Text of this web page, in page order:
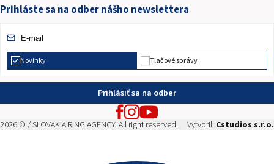
Prihláste sa na odber nášho newslettera
Novinky Tlačové správy
Prihlásiť sa na odber
2026 © / SLOVAKIA RING AGENCY. All right reserved. Vytvoril: Cstudios s.r.o.